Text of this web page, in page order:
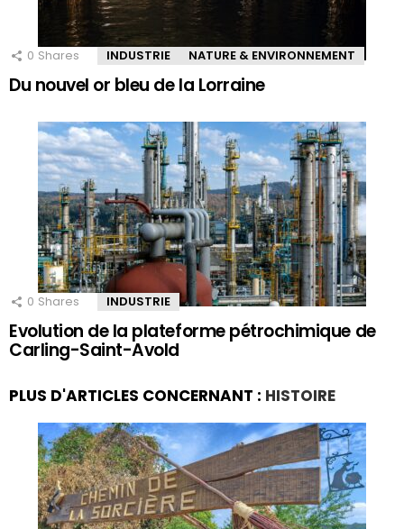
0 Shares INDUSTRIE NATURE & ENVIRONNEMENT
Du nouvel or bleu de la Lorraine
0 Shares INDUSTRIE
Evolution de la plateforme pétrochimique de
Carling-Saint-Avold
PLUS D'ARTICLES CONCERNANT : HISTOIRE